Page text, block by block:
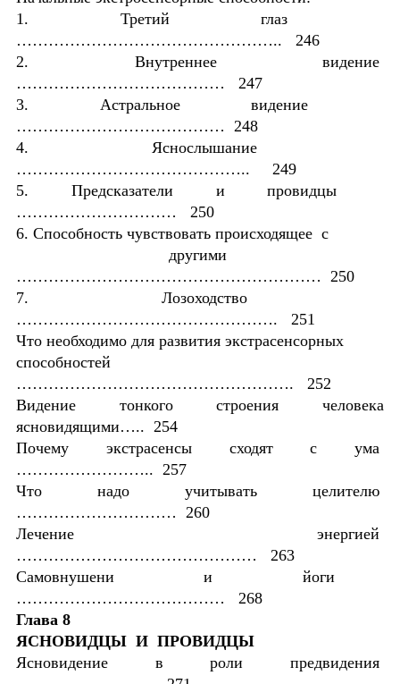
1. Третий глаз
………………………………………….. 246
2. Внутреннее видение
………………………………… 247
3. Астральное видение
………………………………… 248
4. Яснослышание
…………………………………….. 249
5. Предсказатели и провидцы
………………………… 250
6. Способность чувствовать происходящее с
другими
………………………………………………… 250
7. Лозоходство
…………………………………………. 251
Что необходимо для развития экстрасенсорных
способностей
……………………………………………. 252
Видение тонкого строения человека
ясновидящими….. 254
Почему экстрасенсы сходят с ума
…………………….. 257
Что надо учитывать целителю
………………………… 260
Лечение энергией
……………………………………… 263
Самовнушени и йоги
………………………………… 268
Глава 8
ЯСНОВИДЦЫ И ПРОВИДЦЫ
Ясновидение в роли предвидения